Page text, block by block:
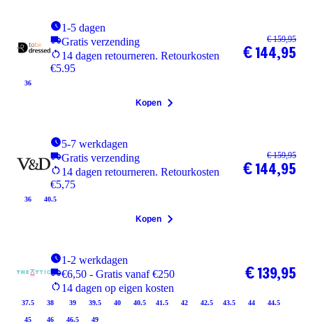
1-5 dagen
Gratis verzending
14 dagen retourneren. Retourkosten
€5.95
36
€ 159,95
€ 144,95
Kopen
5-7 werkdagen
Gratis verzending
14 dagen retourneren. Retourkosten
€5,75
36 40.5
€ 159,95
€ 144,95
Kopen
1-2 werkdagen
€6,50 - Gratis vanaf €250
14 dagen op eigen kosten
37.5 38 39 39.5 40 40.5 41.5 42 42.5 43.5 44 44.5
45 46 46.5 49
€ 139,95